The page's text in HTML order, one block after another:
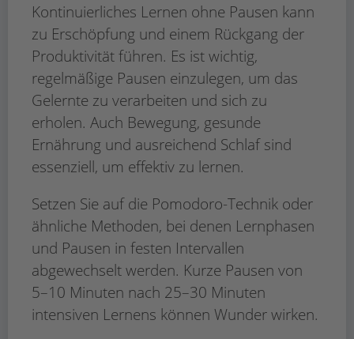
Kontinuierliches Lernen ohne Pausen kann
zu Erschöpfung und einem Rückgang der
Produktivität führen. Es ist wichtig,
regelmäßige Pausen einzulegen, um das
Gelernte zu verarbeiten und sich zu
erholen. Auch Bewegung, gesunde
Ernährung und ausreichend Schlaf sind
essenziell, um effektiv zu lernen.
Setzen Sie auf die Pomodoro-Technik oder
ähnliche Methoden, bei denen Lernphasen
und Pausen in festen Intervallen
abgewechselt werden. Kurze Pausen von
5–10 Minuten nach 25–30 Minuten
intensiven Lernens können Wunder wirken.